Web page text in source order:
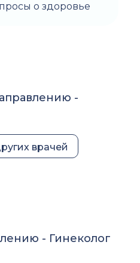
о здоровье
-
врачей
- Гинеколог